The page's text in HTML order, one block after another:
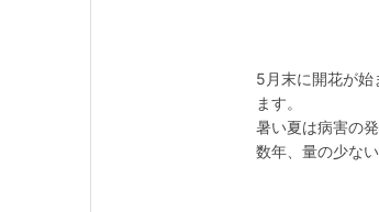
5月末に開花が
ます。
暑い夏は病害の
数年、量の少な